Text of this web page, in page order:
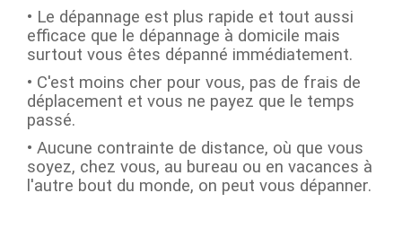
• Le dépannage est plus rapide et tout aussi
efficace que le dépannage à domicile mais
surtout vous êtes dépanné immédiatement.
• C'est moins cher pour vous, pas de frais de
déplacement et vous ne payez que le temps
passé.
• Aucune contrainte de distance, où que vous
soyez, chez vous, au bureau ou en vacances à
l'autre bout du monde, on peut vous dépanner.